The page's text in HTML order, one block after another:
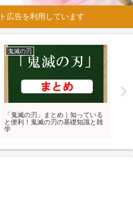
広告を利用しています
鬼滅の刃
「鬼滅の刃」まとめ｜知っている
と便利！鬼滅の刃の基礎知識と雑
学